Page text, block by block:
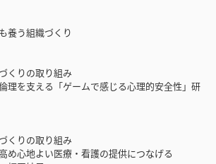
養う組織づくり
くりの取り組み
理を支える「ゲームで感じる心理的安全性」研
くりの取り組み
め心地よい医療・看護の提供につなげる